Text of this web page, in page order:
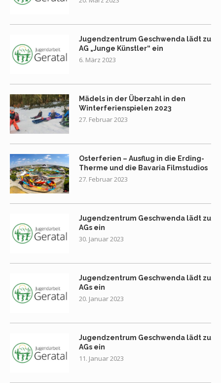
Jugendzentrum Geschwenda lädt zu
AG „Junge Künstler“ ein
6. März 2023
Mädels in der Überzahl in den
Winterferienspielen 2023
27. Februar 2023
Osterferien – Ausflug in die Erding-
Therme und die Bavaria Filmstudios
27. Februar 2023
Jugendzentrum Geschwenda lädt zu
AGs ein
30. Januar 2023
Jugendzentrum Geschwenda lädt zu
AGs ein
20. Januar 2023
Jugendzentrum Geschwenda lädt zu
AGs ein
11. Januar 2023